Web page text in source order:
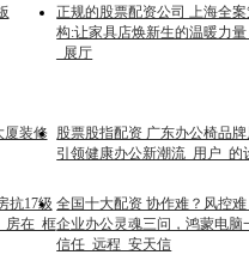
正规的股票配资公司 上海全
构:让家具店焕新生的温暖力
_展厅
厦装修
股票股指配资 广东办公椅品
引领健康办公新潮流_用户_的
抗17级
房在_框
全国十大配资 协作难？风控
企业办公灵魂三问，鸿蒙电脑
信任_远程_安天信